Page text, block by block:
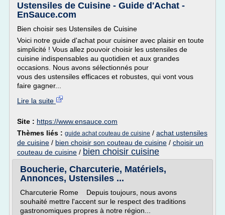
Ustensiles de Cuisine - Guide d'Achat -
EnSauce.com
Bien choisir ses Ustensiles de Cuisine
Voici notre guide d'achat pour cuisiner avec plaisir en toute
simplicité ! Vous allez pouvoir choisir les ustensiles de
cuisine indispensables au quotidien et aux grandes
occasions. Nous avons sélectionnés pour
vous des ustensiles efficaces et robustes, qui vont vous
faire gagner...
Lire la suite
Site : https://www.ensauce.com
Thèmes liés : guide achat couteau de cuisine / achat ustensiles
de cuisine / bien choisir son couteau de cuisine / choisir un
couteau de cuisine / bien choisir cuisine
Boucherie, Charcuterie, Matériels,
Annonces, Ustensiles ...
Charcuterie Rome Depuis toujours, nous avons
souhaité mettre l'accent sur le respect des traditions
gastronomiques propres à notre région...